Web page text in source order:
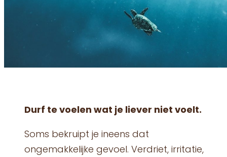
Durf te voelen wat je liever niet voelt.
Soms bekruipt je ineens dat
ongemakkelijke gevoel. Verdriet, irritatie,